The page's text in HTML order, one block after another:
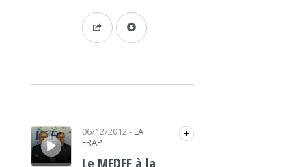
Lecteur audio 06/12/2012- LA
FRAP
+
Le MEDEF à la